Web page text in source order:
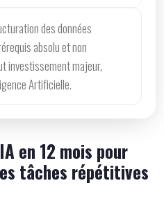
des données
absolu et non
investissement majeur,
Artificielle.
en 12 mois pour
tâches répétitives